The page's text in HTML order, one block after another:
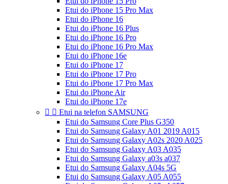
Etui do iPhone 15 Pro Max
Etui do iPhone 16
Etui do iPhone 16 Plus
Etui do iPhone 16 Pro
Etui do iPhone 16 Pro Max
Etui do iPhone 16e
Etui do iPhone 17
Etui do iPhone 17 Pro
Etui do iPhone 17 Pro Max
Etui do iPhone Air
Etui do iPhone 17e
  Etui na telefon SAMSUNG
Etui do Samsung Core Plus G350
Etui do Samsung Galaxy A01 2019 A015
Etui do Samsung Galaxy A02s 2020 A025
Etui do Samsung Galaxy A03 A035
Etui do Samsung Galaxy a03s a037
Etui do Samsung Galaxy A04s 5G
Etui do Samsung Galaxy A05 A055